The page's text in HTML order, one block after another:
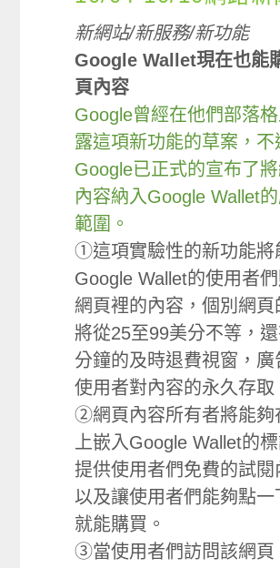
新網站/新服務/新功能
Google Wallet現在也能
頁內容
Google曾經在他們部落
露這項新功能的草案，不
Google已正式的宣布了
內容納入Google Wallet
範圍。
①這項實驗性的新功能將
Google Wallet的使用者
網頁裡的內容，個別網頁
將從25至99美分不等，
分鐘的及時退費視窗，廣
使用者對內容的永久存取
②網頁內容所有者將能夠
上嵌入Google Wallet的標
提供使用者們免費的試閱
以及讓使用者們能夠點一
就能購買。
③當使用者們訪問該網頁